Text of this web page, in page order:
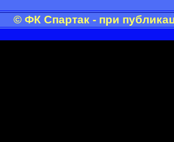
© ФК Спартак - при